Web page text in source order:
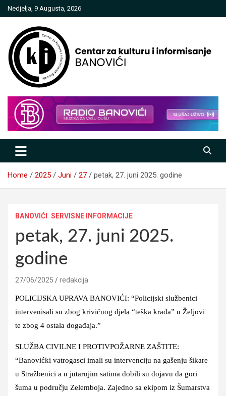
Skip
to
Nedjelja, 9 Augusta, 2026
Centar za kulturu i informisanje
Banovići
Home 2025 Juni 27 petak, 27. juni 2025. godine
BANOVIĆI SERVISNE INFORMACIJE
petak, 27. juni 2025.
godine
27/06/2025 redakcija
POLICIJSKA UPRAVA BANOVIĆI: “Policijski službenici
intervenisali su zbog krivičnog djela “teška krađa” u Željovi
te zbog 4 ostala događaja.”
SLUŽBA CIVILNE I PROTIVPOŽARNE ZAŠTITE:
“Banovićki vatrogasci imali su intervenciju na gašenju šikare
u Stražbenici a u jutarnjim satima dobili su dojavu da gori
šuma u području Zelemboja. Zajedno sa ekipom iz Šumarstva